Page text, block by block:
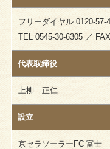
フリーダイヤル 0120-57-
TEL 0545-30-6305 ／
代表取締役
上柳 正仁
設立
京セラソーラーFC 富士